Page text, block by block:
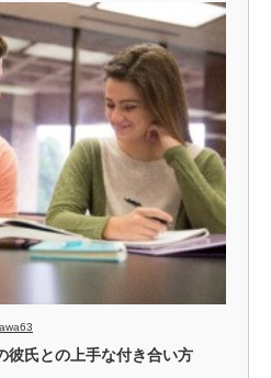
彼氏との上手な付き合い方